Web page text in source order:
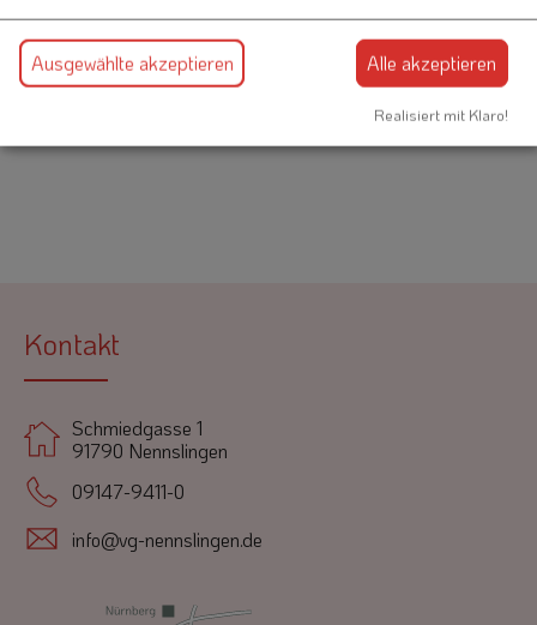
Bebauungsplan Nr. 4 "Reuth am Wald Ost"
Kontakt
Schmiedgasse 1
91790 Nennslingen
09147-9411-0
info@vg-nennslingen.de
Ausgewählte akzeptieren Alle akzeptieren
Realisiert mit Klaro!